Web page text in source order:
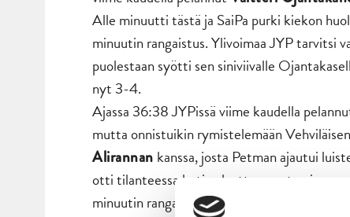
Alle minuutti tästä ja SaiPa purki kiekon
minuutin rangaistus. Ylivoimaa JYP tarvitsi
puolestaan syötti sen siniviivalle
nyt 3-4.
Ajassa 36:38 JYPissä viime kaudella
mutta onnistuikin rymistelemään
Alirannan kanssa, josta Petman ajautui
otti tilanteessa heti palautteen antamisen
minuutin rangaistus väkivaltaisuudesta